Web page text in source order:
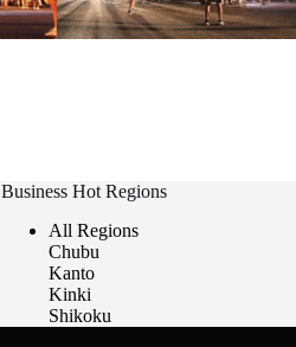
Business Hot Regions
All Regions
Chubu
Kanto
Kinki
Shikoku